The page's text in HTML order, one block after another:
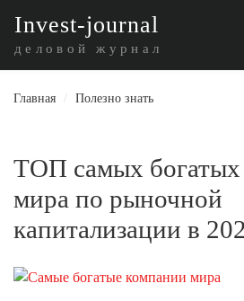
Invest-journal
деловой журнал
Главная / Полезно знать
ТОП самых
мира по рыночной
капитализации в